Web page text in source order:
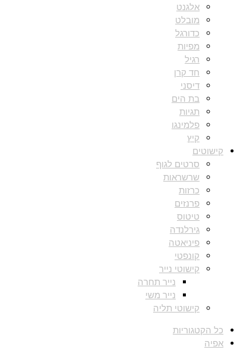
אלגנט
מובלט
כדורגל
מפיות
רגיל
חד קרן
דיסני
בת הים
תגיות
פלמינגו
קיץ
קישוטים
סרטים לגוף
שרשראות
כרזות
פרנזים
טיטוס
גירלנדה
פיניאטה
קונפטי
קישוטי נייר
נייר תחרה
נייר משי
קישוטי תליה
כל הקטגוריות
אפיה